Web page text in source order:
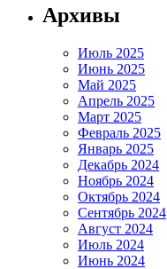
Архивы
Июль 2025
Июнь 2025
Май 2025
Апрель 2025
Март 2025
Февраль 2025
Январь 2025
Декабрь 2024
Ноябрь 2024
Октябрь 2024
Сентябрь 2024
Август 2024
Июль 2024
Июнь 2024